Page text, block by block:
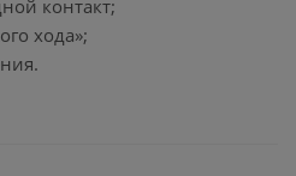
контакт;
хода»;